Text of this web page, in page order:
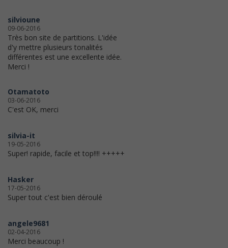
silvioune
09-06-2016
Très bon site de partitions. L'idée
d'y mettre plusieurs tonalités
différentes est une excellente idée.
Merci !
Otamatoto
03-06-2016
C'est OK, merci
silvia-it
19-05-2016
Super! rapide, facile et top!!!! +++++
Hasker
17-05-2016
Super tout c'est bien déroulé
angele9681
02-04-2016
Merci beaucoup !